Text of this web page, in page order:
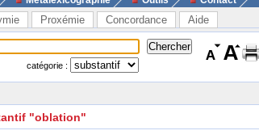
Proxémie Concordance Aide
catégorie :
"oblation"